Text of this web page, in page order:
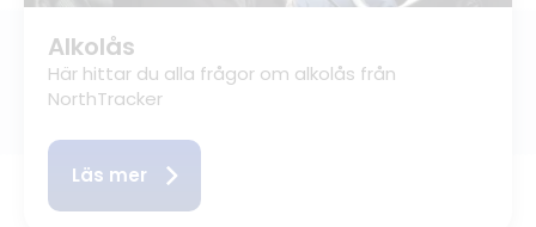
Alkolås
Här hittar du alla frågor om alkolås från
NorthTracker
Läs mer